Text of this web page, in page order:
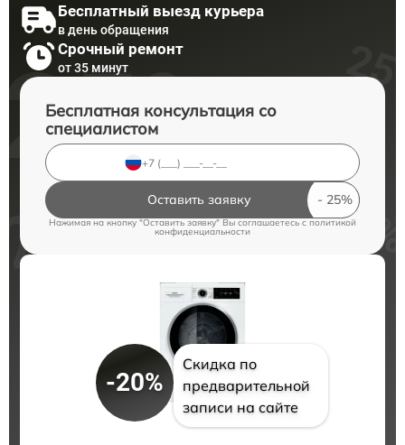
Бесплатный выезд курьера
в день обращения
Срочный ремонт
от 35 минут
Бесплатная консультация со
специалистом
Оставить заявку
Нажимая на кнопку "Оставить заявку" Вы соглашаетесь c политикой
конфиденциальности
-20%
Скидка по
предварительной
записи на сайте